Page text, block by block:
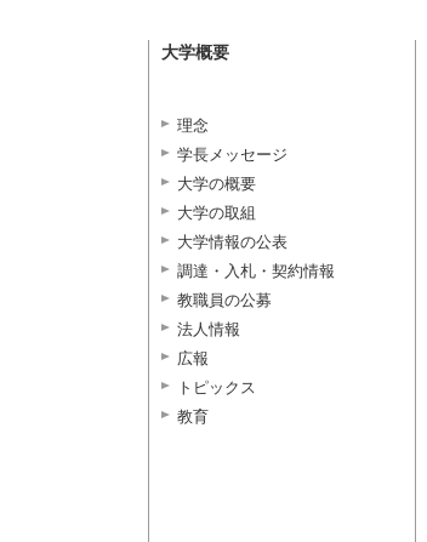
大学概要
理念
学長メッセージ
大学の概要
大学の取組
大学情報の公表
調達・入札・契約情報
教職員の公募
法人情報
広報
トピックス
教育